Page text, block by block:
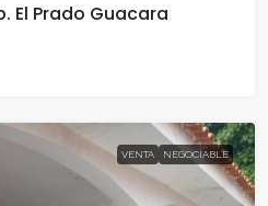
El Prado Guacara
VENTA NEGOCIABLE